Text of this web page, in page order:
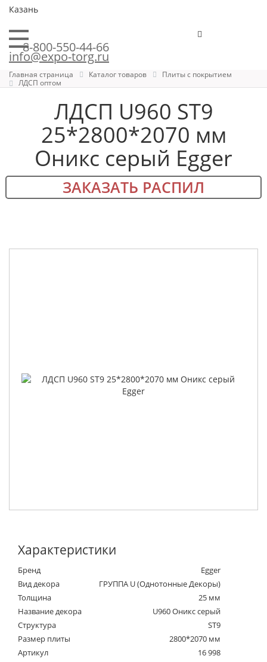
Казань
8-800-550-44-66
info@expo-torg.ru
Главная страница Каталог товаров
Плиты с покрытием
ЛДСП оптом
ЛДСП U960 ST9
25*2800*2070 мм
Оникс серый Egger
ЗАКАЗАТЬ РАСПИЛ
Характеристики
Бренд
Egger
Вид декора
ГРУППА U (Однотонные Декоры)
Толщина
25 мм
Название декора
U960 Оникс серый
Структура
ST9
Размер плиты
2800*2070 мм
Артикул
16 998